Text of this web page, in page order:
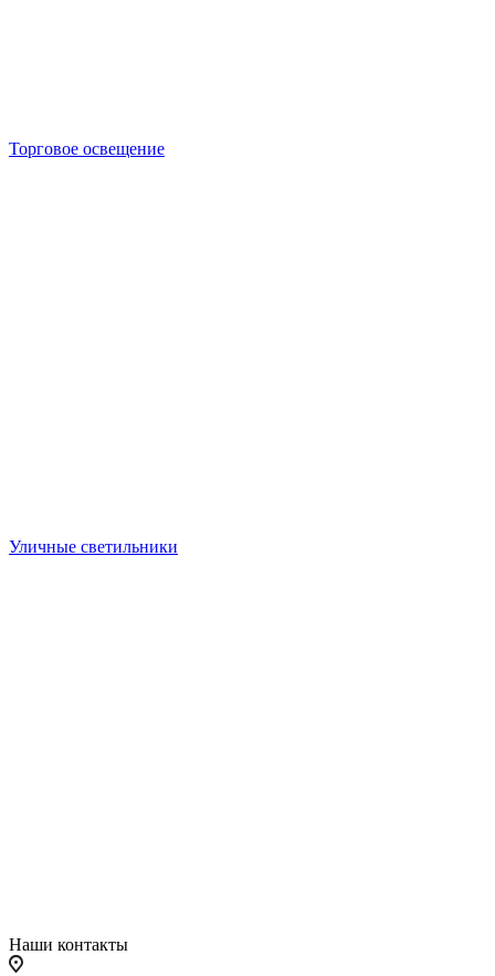
Торговое освещение
Уличные светильники
Наши контакты